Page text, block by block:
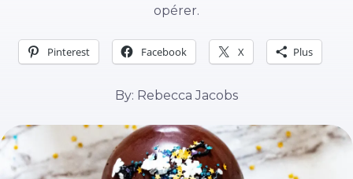
opérer.
Pinterest Facebook X Plus
By: Rebecca Jacobs